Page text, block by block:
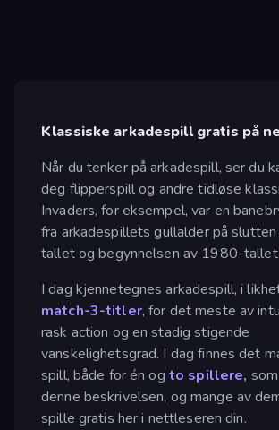
Klassiske arkadespill gratis på
Når du tenker på arkadespill, ser du
deg flipperspill og andre tidløse
Invaders, for eksempel, var en
fra arkadespillets gullalder på
tallet og begynnelsen av 1980-tallet.
I dag kjennetegnes arkadespill, i
match-3-titler, for det meste av
rask action og en stadig stigende
vanskelighetsgrad. I dag finnes det
spill, både for én og to spillere,
denne beskrivelsen, og mange av
spille gratis her i nettleseren din.